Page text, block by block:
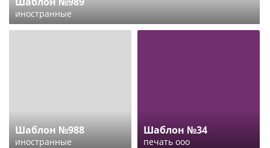
иностранные
Шаблон №988
иностранные
Шаблон №34
печать ооо